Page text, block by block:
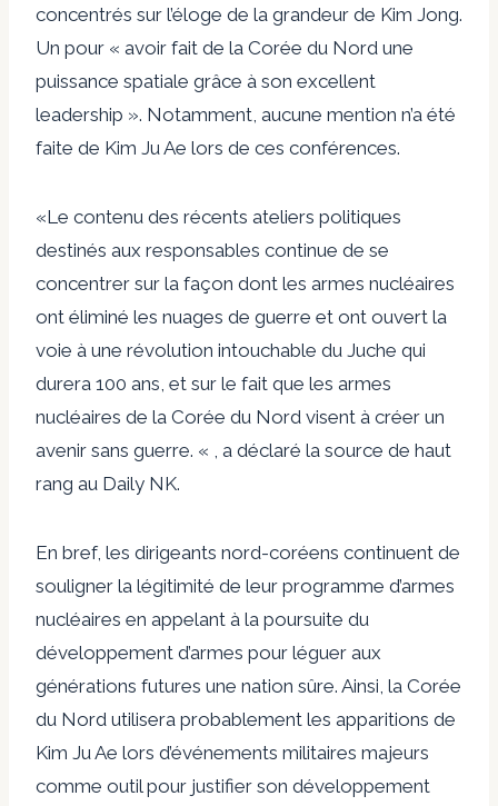
concentrés sur l’éloge de la grandeur de Kim Jong.
Un pour « avoir fait de la Corée du Nord une
puissance spatiale grâce à son excellent
leadership ». Notamment, aucune mention n’a été
faite de Kim Ju Ae lors de ces conférences.
«Le contenu des récents ateliers politiques
destinés aux responsables continue de se
concentrer sur la façon dont les armes nucléaires
ont éliminé les nuages ​​​​de guerre et ont ouvert la
voie à une révolution intouchable du Juche qui
durera 100 ans, et sur le fait que les armes
nucléaires de la Corée du Nord visent à créer un
avenir sans guerre. « , a déclaré la source de haut
rang au Daily NK.
En bref, les dirigeants nord-coréens continuent de
souligner la légitimité de leur programme d’armes
nucléaires en appelant à la poursuite du
développement d’armes pour léguer aux
générations futures une nation sûre. Ainsi, la Corée
du Nord utilisera probablement les apparitions de
Kim Ju Ae lors d’événements militaires majeurs
comme outil pour justifier son développement